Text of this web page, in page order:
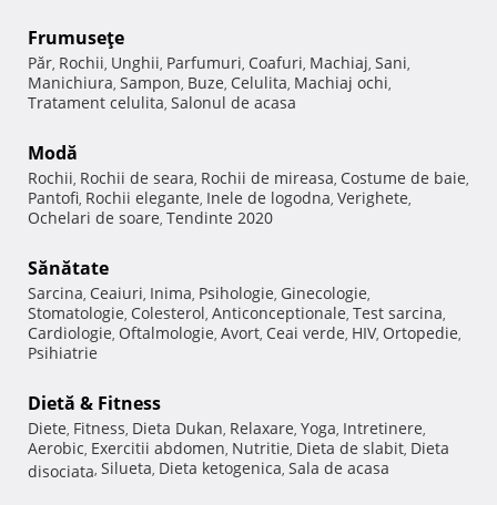
Frumuseţe
Păr, Rochii, Unghii, Parfumuri, Coafuri, Machiaj, Sani,
Manichiura, Sampon, Buze, Celulita, Machiaj ochi,
Tratament celulita, Salonul de acasa
Modă
Rochii, Rochii de seara, Rochii de mireasa, Costume de baie,
Pantofi, Rochii elegante, Inele de logodna, Verighete,
Ochelari de soare, Tendinte 2020
Sănătate
Sarcina, Ceaiuri, Inima, Psihologie, Ginecologie,
Stomatologie, Colesterol, Anticonceptionale, Test sarcina,
Cardiologie, Oftalmologie, Avort, Ceai verde, HIV, Ortopedie,
Psihiatrie
Dietă & Fitness
Diete, Fitness, Dieta Dukan, Relaxare, Yoga, Intretinere,
Aerobic, Exercitii abdomen, Nutritie, Dieta de slabit, Dieta
disociata, Silueta, Dieta ketogenica, Sala de acasa